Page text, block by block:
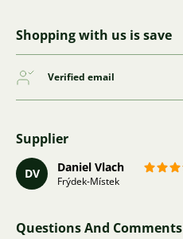
Shopping with us is save
Verified email
Supplier
DV Daniel Vlach
Frýdek-Místek
Questions And Comments